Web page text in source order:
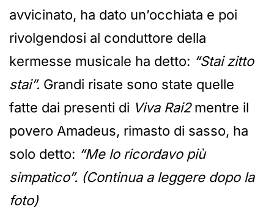
avvicinato, ha dato un’occhiata e poi
rivolgendosi al conduttore della
kermesse musicale ha detto: “Stai zitto
stai”. Grandi risate sono state quelle
fatte dai presenti di Viva Rai2mentre il
povero Amadeus, rimasto di sasso, ha
solo detto: “Me lo ricordavo più
simpatico”. (Continua a leggere dopo la
foto)